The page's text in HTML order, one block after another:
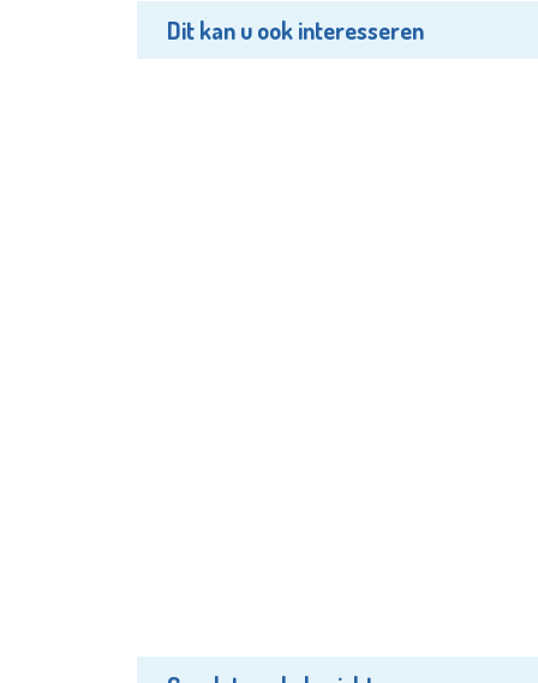
Dit kan u ook interesseren